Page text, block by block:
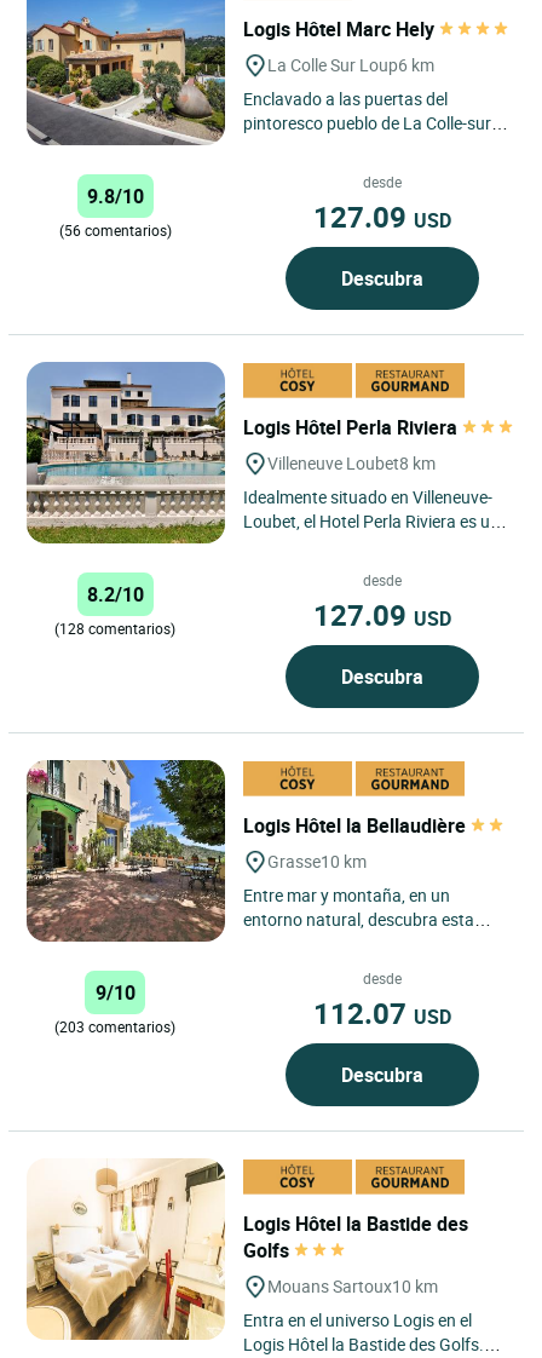
Logis Hôtel Marc Hely
La Colle Sur Loup6 km
Enclavado a las puertas del
pintoresco pueblo de La Colle-sur-
Paul-de-Vence, el Logis Hôtel...
9.8/10
(56 comentarios)
desde
127.09 USD
Descubra
Logis Hôtel Perla Riviera
Villeneuve Loubet8 km
Idealmente situado en Villeneuve-
Loubet, el Hotel Perla Riviera es una
dinámica ciudad...
8.2/10
(128 comentarios)
desde
127.09 USD
Descubra
Logis Hôtel la Bellaudière
Grasse10 km
Entre mar y montaña, en un
entorno natural, descubra esta
se alojaron Gérard Philipe,...
9/10
(203 comentarios)
desde
112.07 USD
Descubra
Logis Hôtel la Bastide des
Golfs
Mouans Sartoux10 km
Entra en el universo Logis en el
Logis Hôtel la Bastide des Golfs.